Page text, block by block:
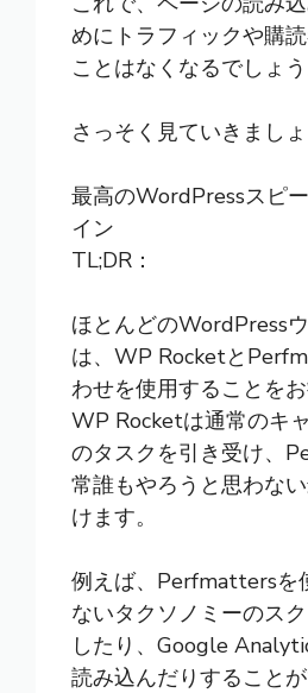
めにトラフィックや購
ことはなくなるでしょう
さっそく見ていきましょ
最高のWordPressスピ
イン
TL;DR：
ほとんどのWordPress
は、WP Rocketと
わせを使用することをお
WP Rocketは通常のキ
のタスクを引き受け、
常誰もやろうと思わな
けます。
例えば、Perfmattersを
ないタクソノミーのス
したり、Google
読み込んだりすること